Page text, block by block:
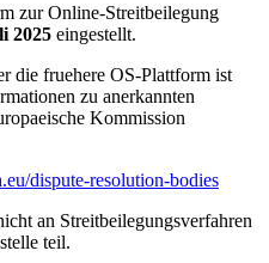
zur Online-Streitbeilegung
2025 eingestellt.
die fruehere OS-Plattform ist
zu anerkannten
Kommission
dispute-resolution-bodies
an Streitbeilegungsverfahren
teil.